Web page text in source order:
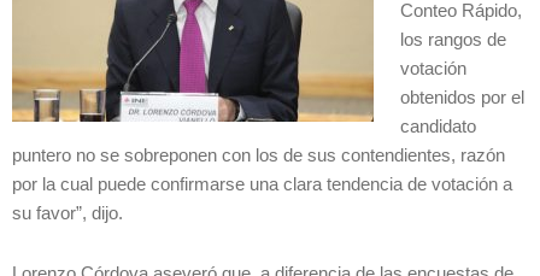
Conteo Rápido,
los rangos de
votación
obtenidos por el
candidato
puntero no se sobreponen con los de sus contendientes, razón
por la cual puede confirmarse una clara tendencia de votación a
su favor”, dijo.